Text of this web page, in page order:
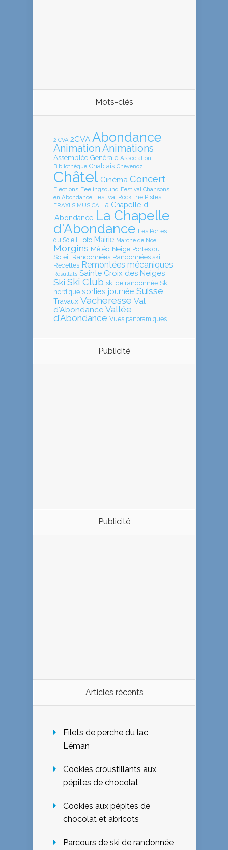
Mots-clés
2 CVA 2CVA Abondance
Animation Animations
Assemblée Générale Association
Bibliothèque Chablais Chevenoz
Châtel Cinéma Concert
Elections Feelingsound Festival Chansons
en Abondance Festival Rock the Pistes
FRAXIIS MUSICA
La Chapelle d
'Abondance La Chapelle
d'Abondance Les Portes
du Soleil
Loto Mairie Marché de Noël
Morgins Météo Neige Portes du
Soleil Randonnées Randonnées ski
Recettes Remontées mécaniques
Résultats Sainte Croix des Neiges
Ski Ski Club ski de randonnée Ski
nordique sorties journée Suisse
Travaux Vacheresse Val
d'Abondance Vallée
d'Abondance Vues panoramiques
Publicité
Publicité
Articles récents
Filets de perche du lac
Léman
Cookies croustillants aux
pépites de chocolat
Cookies aux pépites de
chocolat et abricots
Parcours de ski de randonnée